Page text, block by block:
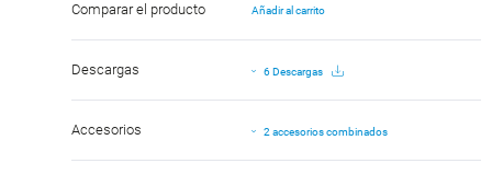
Comparar el producto Añadir al carrito
Descargas 6 Descargas
Accesorios 2 accesorios combinados